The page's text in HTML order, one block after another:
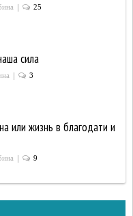
| 25
сила
| 3
или жизнь в благодати и
| 9